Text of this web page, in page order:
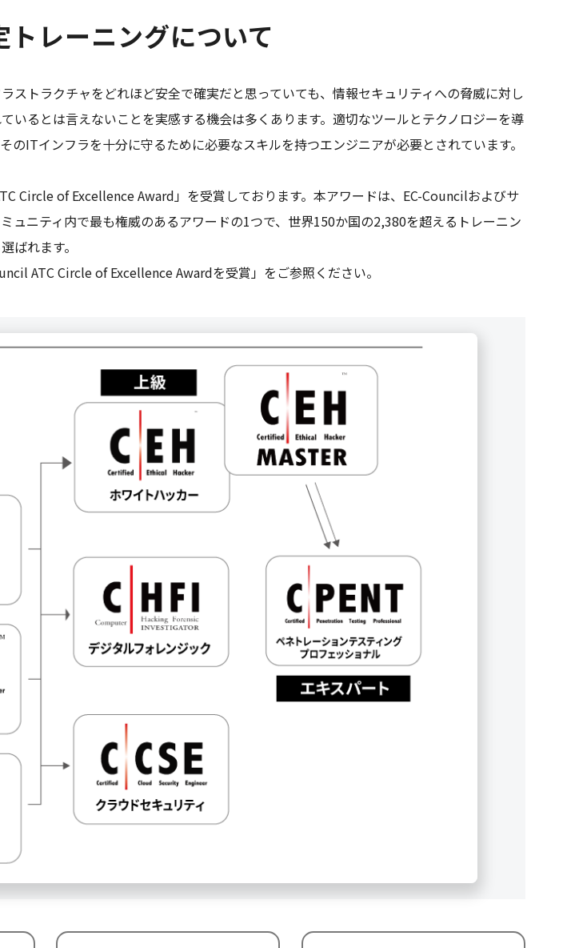
レーニングについて
ストラクチャをどれほど安全で確実だと思っていても、情報セキュリティへの脅威に対し
いるとは言えないことを実感する機会は多くあります。適切なツールとテクノロジーを導
のITインフラを十分に守るために必要なスキルを持つエンジニアが必要とされています。
Circle of Excellence Award」を受賞しております。本アワードは、EC-Councilおよびサ
ュニティ内で最も権威のあるアワードの1つで、世界150か国の2,380を超えるトレーニン
ばれます。
ATC Circle of Excellence Awardを受賞」をご参照ください。